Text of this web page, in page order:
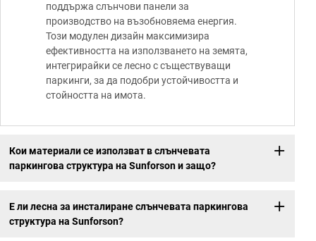
поддържа слънчови панели за
производство на възобновяема енергия.
Този модулен дизайн максимизира
ефективността на използването на земята,
интегрирайки се лесно с съществуващи
паркинги, за да подобри устойчивостта и
стойността на имота.
Кои материали се използват в слънчевата
паркингова структура на Sunforson и защо?
Е ли лесна за инсталиране слънчевата паркингова
структура на Sunforson?